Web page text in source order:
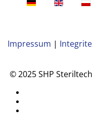
Impressum |
© 2025 SHP